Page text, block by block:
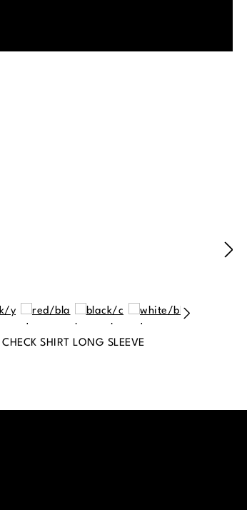
CHECK SHIRT LONG SLEEVE